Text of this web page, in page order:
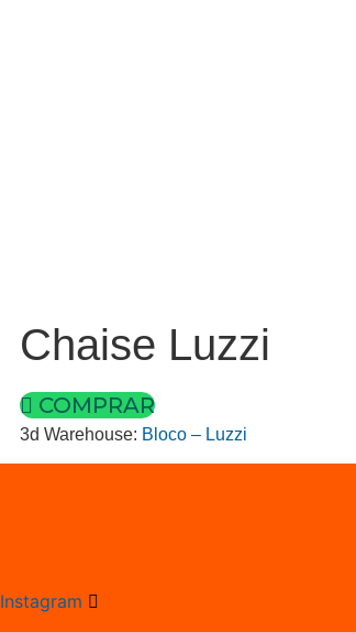
Chaise Luzzi
COMPRAR
3d Warehouse: Bloco – Luzzi
Instagram